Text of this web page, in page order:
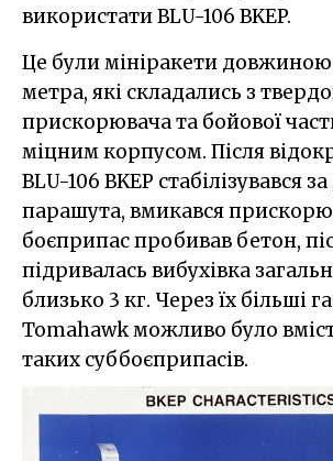
використати BLU-106 BKEP.
Це були мініракети довжиною
метра, які складались з
прискорювача та бойової
міцним корпусом. Після
BLU-106 BKEP стабілізувався
парашута, вмикався
боєприпас пробивав бетон,
підривалась вибухівка
близько 3 кг. Через їх більші
Tomahawk можливо було
таких суббоєприпасів.